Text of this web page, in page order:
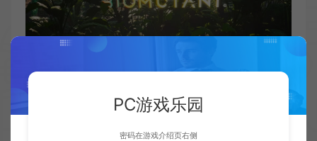
PC游戏乐园
密码在游戏介绍页右侧